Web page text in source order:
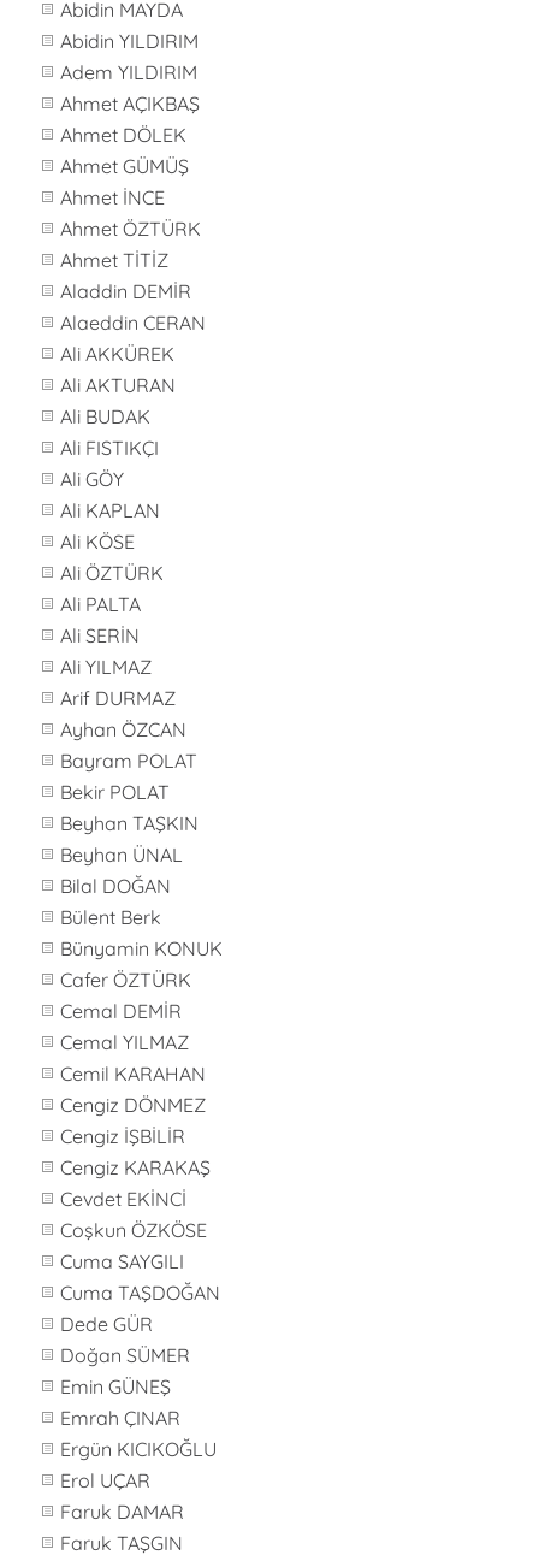
Abidin MAYDA
Abidin YILDIRIM
Adem YILDIRIM
Ahmet AÇIKBAŞ
Ahmet DÖLEK
Ahmet GÜMÜŞ
Ahmet İNCE
Ahmet ÖZTÜRK
Ahmet TİTİZ
Aladdin DEMİR
Alaeddin CERAN
Ali AKKÜREK
Ali AKTURAN
Ali BUDAK
Ali FISTIKÇI
Ali GÖY
Ali KAPLAN
Ali KÖSE
Ali ÖZTÜRK
Ali PALTA
Ali SERİN
Ali YILMAZ
Arif DURMAZ
Ayhan ÖZCAN
Bayram POLAT
Bekir POLAT
Beyhan TAŞKIN
Beyhan ÜNAL
Bilal DOĞAN
Bülent Berk
Bünyamin KONUK
Cafer ÖZTÜRK
Cemal DEMİR
Cemal YILMAZ
Cemil KARAHAN
Cengiz DÖNMEZ
Cengiz İŞBİLİR
Cengiz KARAKAŞ
Cevdet EKİNCİ
Coşkun ÖZKÖSE
Cuma SAYGILI
Cuma TAŞDOĞAN
Dede GÜR
Doğan SÜMER
Emin GÜNEŞ
Emrah ÇINAR
Ergün KICIKOĞLU
Erol UÇAR
Faruk DAMAR
Faruk TAŞGIN